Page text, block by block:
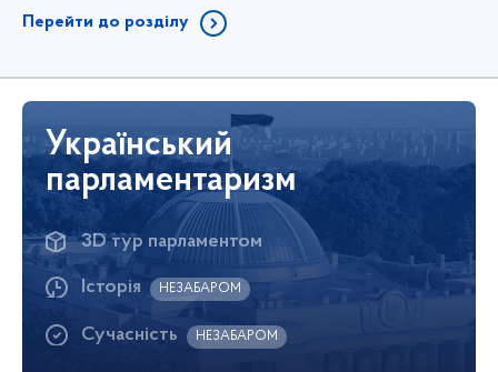
Перейти до розділу
Український
парламентаризм
3D тур парламентом
Історія НЕЗАБАРОМ
Сучасність НЕЗАБАРОМ